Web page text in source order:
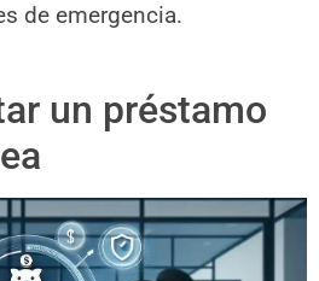
de emergencia.
un préstamo